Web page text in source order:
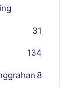
31
134
8